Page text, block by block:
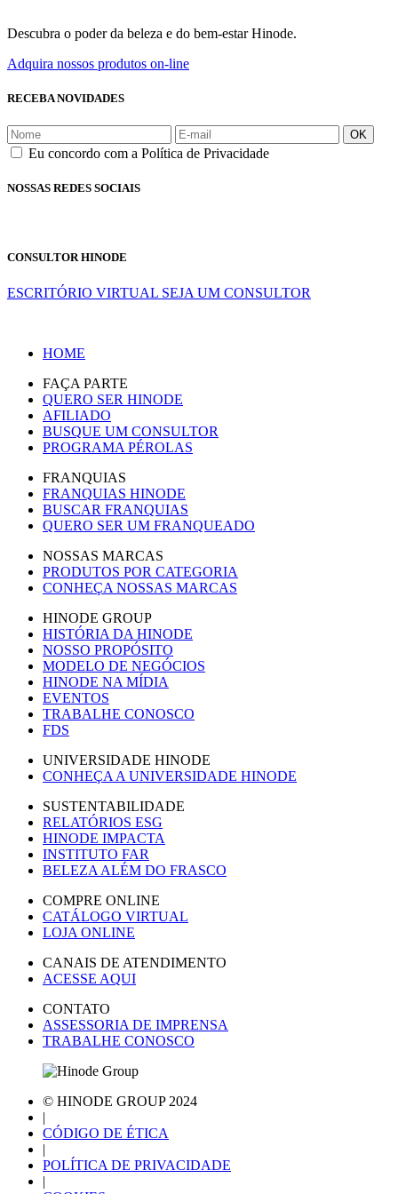
Descubra o poder da beleza e do bem-estar Hinode.
Adquira nossos produtos on-line
RECEBA NOVIDADES
OK
Eu concordo com a Política de Privacidade
NOSSAS REDES SOCIAIS
CONSULTOR HINODE
ESCRITÓRIO VIRTUAL SEJA UM CONSULTOR
HOME
FAÇA PARTE
QUERO SER HINODE
AFILIADO
BUSQUE UM CONSULTOR
PROGRAMA PÉROLAS
FRANQUIAS
FRANQUIAS HINODE
BUSCAR FRANQUIAS
QUERO SER UM FRANQUEADO
NOSSAS MARCAS
PRODUTOS POR CATEGORIA
CONHEÇA NOSSAS MARCAS
HINODE GROUP
HISTÓRIA DA HINODE
NOSSO PROPÓSITO
MODELO DE NEGÓCIOS
HINODE NA MÍDIA
EVENTOS
TRABALHE CONOSCO
FDS
UNIVERSIDADE HINODE
CONHEÇA A UNIVERSIDADE HINODE
SUSTENTABILIDADE
RELATÓRIOS ESG
HINODE IMPACTA
INSTITUTO FAR
BELEZA ALÉM DO FRASCO
COMPRE ONLINE
CATÁLOGO VIRTUAL
LOJA ONLINE
CANAIS DE ATENDIMENTO
ACESSE AQUI
CONTATO
ASSESSORIA DE IMPRENSA
TRABALHE CONOSCO
© HINODE GROUP 2024
|
CÓDIGO DE ÉTICA
|
POLÍTICA DE PRIVACIDADE
|